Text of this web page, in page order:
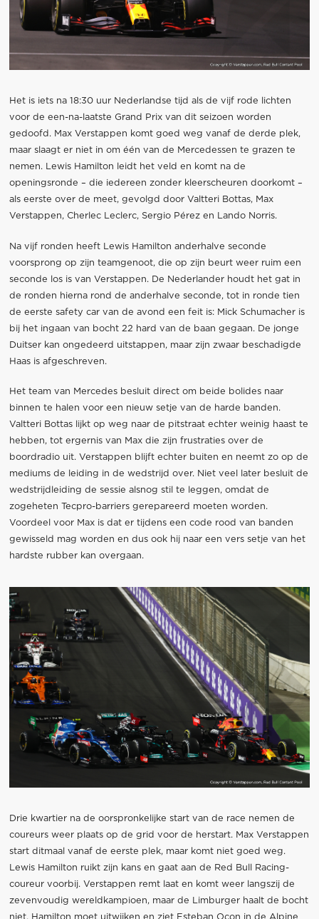
Het is iets na 18:30 uur Nederlandse tijd als de vijf rode lichten
voor de een-na-laatste Grand Prix van dit seizoen worden
gedoofd. Max Verstappen komt goed weg vanaf de derde plek,
maar slaagt er niet in om één van de Mercedessen te grazen te
nemen. Lewis Hamilton leidt het veld en komt na de
openingsronde – die iedereen zonder kleerscheuren doorkomt –
als eerste over de meet, gevolgd door Valtteri Bottas, Max
Verstappen, Cherlec Leclerc, Sergio Pérez en Lando Norris.
Na vijf ronden heeft Lewis Hamilton anderhalve seconde
voorsprong op zijn teamgenoot, die op zijn beurt weer ruim een
seconde los is van Verstappen. De Nederlander houdt het gat in
de ronden hierna rond de anderhalve seconde, tot in ronde tien
de eerste safety car van de avond een feit is: Mick Schumacher is
bij het ingaan van bocht 22 hard van de baan gegaan. De jonge
Duitser kan ongedeerd uitstappen, maar zijn zwaar beschadigde
Haas is afgeschreven.
Het team van Mercedes besluit direct om beide bolides naar
binnen te halen voor een nieuw setje van de harde banden.
Valtteri Bottas lijkt op weg naar de pitstraat echter weinig haast te
hebben, tot ergernis van Max die zijn frustraties over de
boordradio uit. Verstappen blijft echter buiten en neemt zo op de
mediums de leiding in de wedstrijd over. Niet veel later besluit de
wedstrijdleiding de sessie alsnog stil te leggen, omdat de
zogeheten Tecpro-barriers gerepareerd moeten worden.
Voordeel voor Max is dat er tijdens een code rood van banden
gewisseld mag worden en dus ook hij naar een vers setje van het
hardste rubber kan overgaan.
Drie kwartier na de oorspronkelijke start van de race nemen de
coureurs weer plaats op de grid voor de herstart. Max Verstappen
start ditmaal vanaf de eerste plek, maar komt niet goed weg.
Lewis Hamilton ruikt zijn kans en gaat aan de Red Bull Racing-
coureur voorbij. Verstappen remt laat en komt weer langszij de
zevenvoudig wereldkampioen, maar de Limburger haalt de bocht